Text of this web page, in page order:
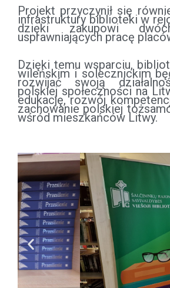
Projekt przyczynił się
infrastruktury biblioteki w
dzięki zakupowi
usprawniających pracę
Dzięki temu wsparciu,
wileńskim i solecznickim
rozwijać swoją
polskiej społeczności na
edukację, rozwój
zachowanie polskiej
wśród mieszkańców Litwy.